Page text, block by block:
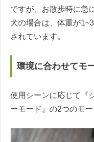
ですが、お散歩時に急
犬の場合は、体重が
されています。
環境に合わせてモ
使用シーンに応じて『
ーモード』の2つのモ